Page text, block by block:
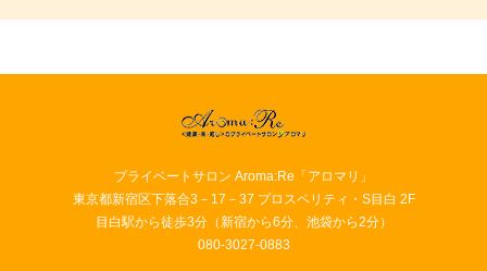
プライベートサロン Aroma:Re「アロマリ」
東京都新宿区下落合3－17－37 プロスペリティ・S目白 2F
目白駅から徒歩3分（新宿から6分、池袋から2分）
080-3027-0883